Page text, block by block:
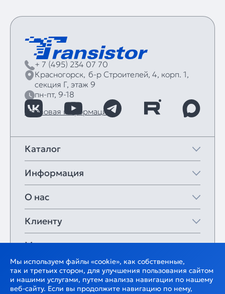
+ 7 (495) 234 07 70
Красногорск, б‑р Строителей, 4, корп. 1,
секция Г, этаж 9
пн-пт, 9-18
Правовая информация
Каталог
Информация
О нас
Клиенту
Мои закладки
Мы используем файлы «cookie», как собственные,
так и третьих сторон, для улучшения пользования сайтом
и нашими услугами, путем анализа навигации по нашему
веб-сайту. Если вы продолжите навигацию по нему,